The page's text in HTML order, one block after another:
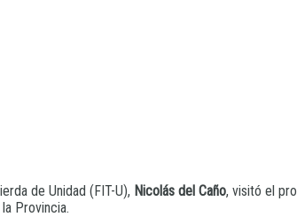
de Unidad (FIT-U), Nicolás del Caño, visitó el
Provincia.